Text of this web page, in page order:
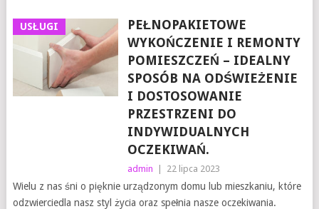
USŁUGI
PEŁNOPAKIETOWE
WYKOŃCZENIE I REMONTY
POMIESZCZEŃ – IDEALNY
SPOSÓB NA ODŚWIEŻENIE
I DOSTOSOWANIE
PRZESTRZENI DO
INDYWIDUALNYCH
OCZEKIWAŃ.
admin 22 lipca 2023
Wielu z nas śni o pięknie urządzonym domu lub mieszkaniu, które
odzwierciedla nasz styl życia oraz spełnia nasze oczekiwania.